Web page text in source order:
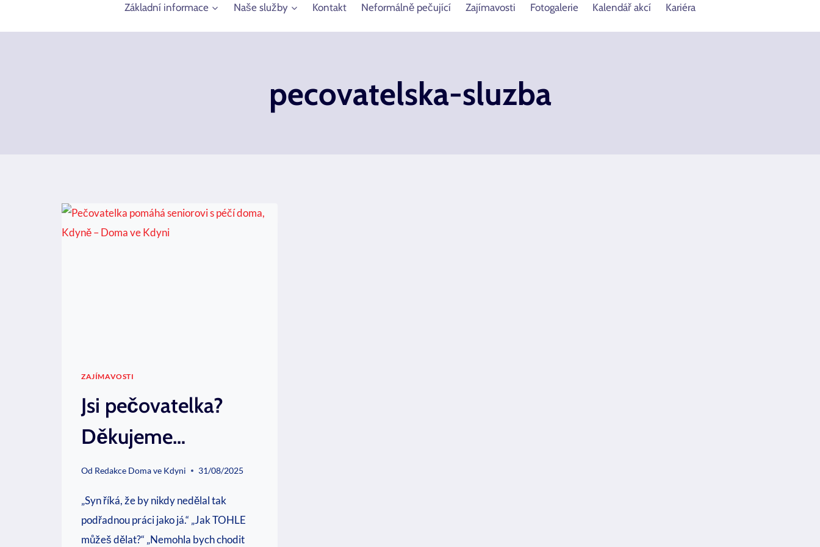
Základní informace Naše služby Kontakt Neformálně pečující Zajímavosti Fotogalerie Kalendář akcí Kariéra
pecovatelska-sluzba
ZAJÍMAVOSTI
Jsi pečovatelka?
Děkujeme…
Od Redakce Doma ve Kdyni 31/08/2025
„Syn říká, že by nikdy nedělal tak
podřadnou práci jako já.“ „Jak TOHLE
můžeš dělat?“ „Nemohla bych chodit